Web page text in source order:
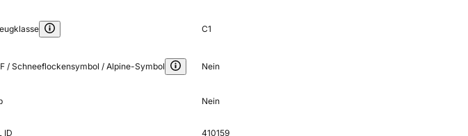
C1
/ Schneeflockensymbol / Alpine-Symbol Nein
Nein
ID 410159